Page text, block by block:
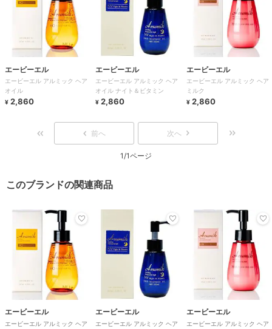
エービーエル
エービーエル アルミック ヘア
オイル
¥ 2,860
エービーエル
エービーエル アルミック ヘア
オイル ナイト＆ビタミン
¥ 2,860
エービーエル
エービーエル アルミック ヘア
ミルク
¥ 2,860
前へ 次へ
1/1ページ
このブランドの関連商品
エービーエル
エービーエル アルミック ヘア
エービーエル
エービーエル アルミック ヘア
エービーエル
エービーエル アルミック ヘア